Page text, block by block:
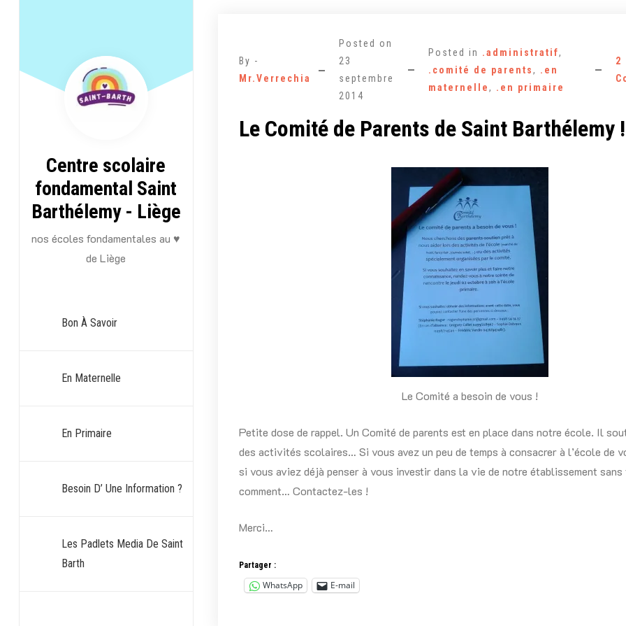
Centre scolaire
fondamental Saint
Barthélemy - Liège
nos écoles fondamentales au ♥
de Liège
Bon À Savoir
En Maternelle
En Primaire
Besoin D’ Une Information ?
Les Padlets Media De Saint
Barth
By -
Mr.Verrechia
Posted on
23
septembre
2014
Posted in .administratif,
.comité de parents, .en
maternelle, .en primaire
2
Le Comité de Parents de Saint Barthélemy !
Le Comité a besoin de vous !
Petite dose de rappel. Un Comité de parents est en place dans notre école. Il
des activités scolaires… Si vous avez un peu de temps à consacrer à l’école de
si vous aviez déjà penser à vous investir dans la vie de notre établissement
comment… Contactez-les !
Merci…
Partager :
WhatsApp E-mail